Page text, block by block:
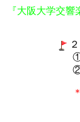
『大阪大学交響
①
②
＊